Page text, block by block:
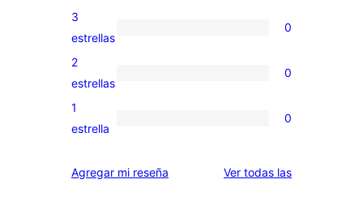
valoraciones
de
0
valoraciones
de
3
estrellas
0
0
valoraciones
de
estrellas
2
estrellas
0
0
de
1
estrella
0
Agregar mi reseña Ver todas lasreseñas